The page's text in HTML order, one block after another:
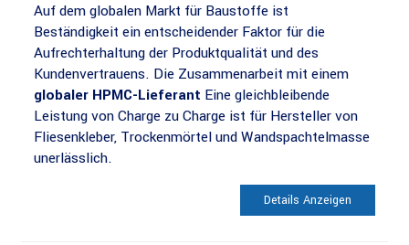
Auf dem globalen Markt für Baustoffe ist
Beständigkeit ein entscheidender Faktor für die
Aufrechterhaltung der Produktqualität und des
Kundenvertrauens. Die Zusammenarbeit mit einem
globaler HPMC-Lieferant Eine gleichbleibende
Leistung von Charge zu Charge ist für Hersteller von
Fliesenkleber, Trockenmörtel und Wandspachtelmasse
unerlässlich.
Details Anzeigen